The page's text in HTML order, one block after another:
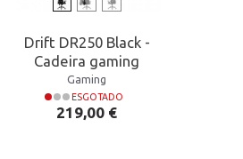
Drift DR250 Black -
Cadeira gaming
Gaming
ESGOTADO
Preço
219,00 €